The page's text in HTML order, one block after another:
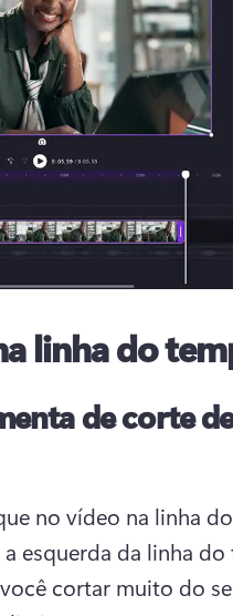
linha do
de corte
no vídeo na linha
esquerda da linha
cortar muito do